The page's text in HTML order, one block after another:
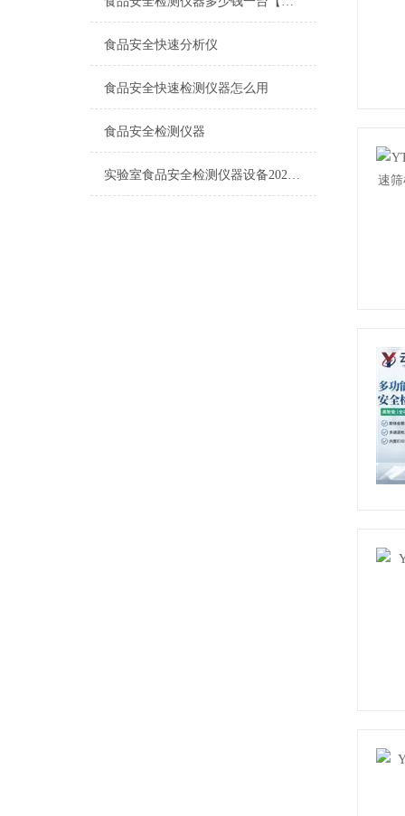
食品安全快速分析仪
食品安全快速检测仪器怎么用
食品安全检测仪器
实验室食品安全检测仪器设备2026年4月技术实力榜单：选购指南